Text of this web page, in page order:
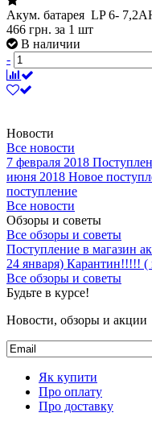
Акум. батарея LP 6-
466 грн. за 1 шт
В наличии
-
Новости
Все новости
7 февраля 2018
июня 2018 Новое
поступление
Все новости
Обзоры и советы
Все обзоры и советы
Поступление в магазин
24 января) Карантин!!!!! (
Все обзоры и советы
Будьте в курсе!
Новости, обзоры и акции
Як купити
Про оплату
Про доставку